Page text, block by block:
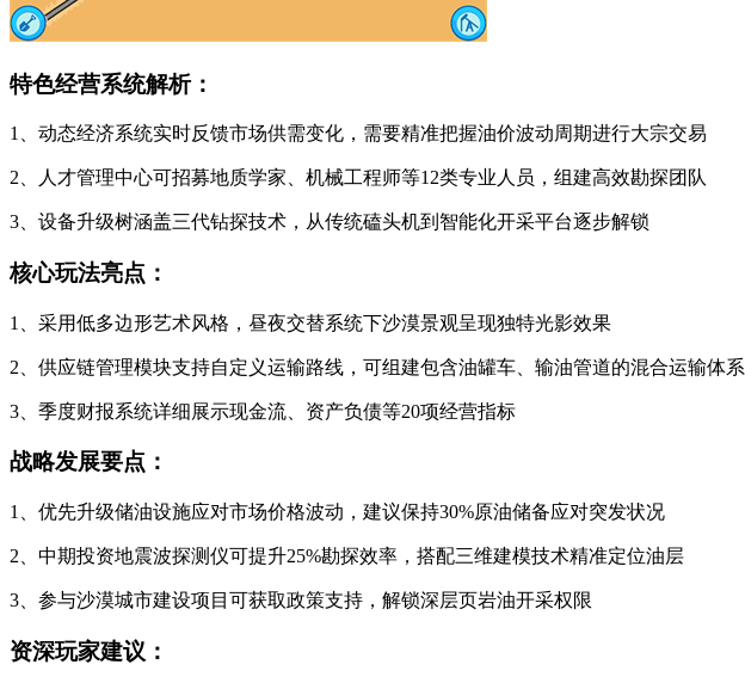
特色经营系统解析：
1、动态经济系统实时反馈市场供需变化，需要精准把握油价波动周期进行大宗交易
2、人才管理中心可招募地质学家、机械工程师等12类专业人员，组建高效勘探团队
3、设备升级树涵盖三代钻探技术，从传统磕头机到智能化开采平台逐步解锁
核心玩法亮点：
1、采用低多边形艺术风格，昼夜交替系统下沙漠景观呈现独特光影效果
2、供应链管理模块支持自定义运输路线，可组建包含油罐车、输油管道的混合运输体系
3、季度财报系统详细展示现金流、资产负债等20项经营指标
战略发展要点：
1、优先升级储油设施应对市场价格波动，建议保持30%原油储备应对突发状况
2、中期投资地震波探测仪可提升25%勘探效率，搭配三维建模技术精准定位油层
3、参与沙漠城市建设项目可获取政策支持，解锁深层页岩油开采权限
资深玩家建议：